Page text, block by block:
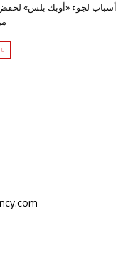
أسباب لجوء «أوبك بلس» لخفض